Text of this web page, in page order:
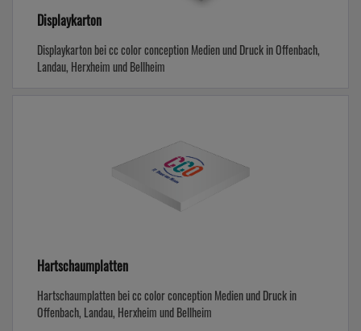
Displaykarton
Displaykarton bei cc color conception Medien und Druck in Offenbach,
Landau, Herxheim und Bellheim
Hartschaumplatten
Hartschaumplatten bei cc color conception Medien und Druck in
Offenbach, Landau, Herxheim und Bellheim